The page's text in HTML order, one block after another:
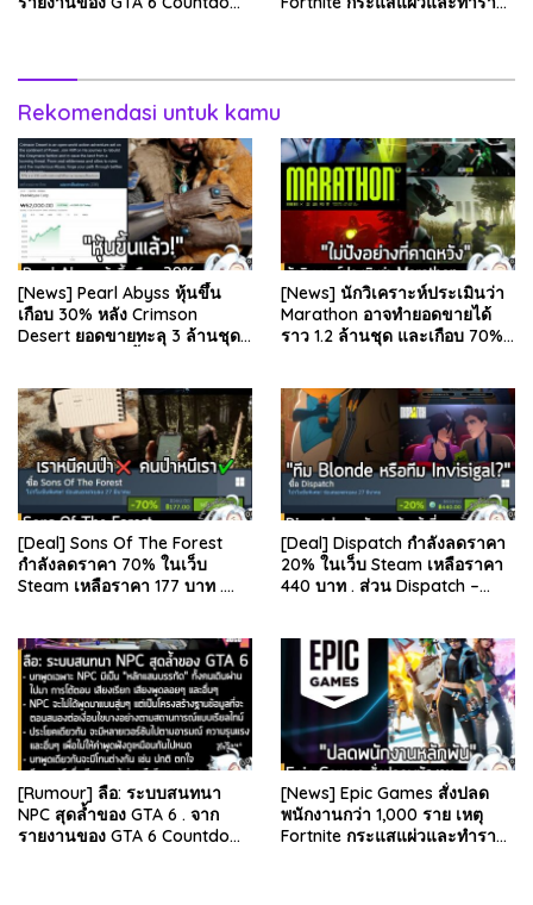
Rekomendasi untuk kamu
[News] Pearl Abyss หุ้นขึ้น
เกือบ 30% หลัง Crimson
Desert ยอดขายทะลุ 3 ล้านชุด
[News] นักวิเคราะห์ประเมินว่า
Marathon อาจทำยอดขายได้
ราว 1.2 ล้านชุด และเกือบ 70%
[Deal] Sons Of The Forest
กำลังลดราคา 70% ในเว็บ
Steam เหลือราคา 177 บาท .
[Deal] Dispatch กำลังลดราคา
20% ในเว็บ Steam เหลือราคา
440 บาท . ส่วน Dispatch –
[Rumour] ลือ: ระบบสนทนา
NPC สุดล้ำของ GTA 6 . จาก
รายงานของ GTA 6 Countdown
[News] Epic Games สั่งปลด
พนักงานกว่า 1,000 ราย เหตุ
Fortnite กระแสแผ่วและทำราย